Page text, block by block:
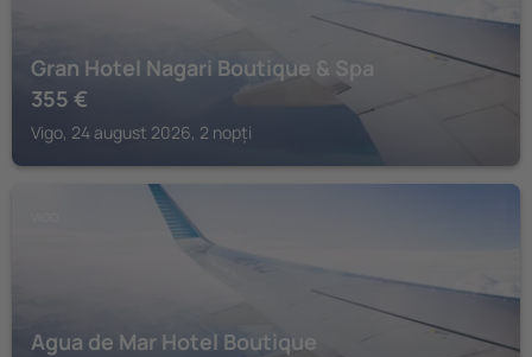
Gran Hotel Nagari Boutique & Spa
355 €
Vigo, 24 august 2026, 2 nopți
Agua de Mar Hotel Boutique